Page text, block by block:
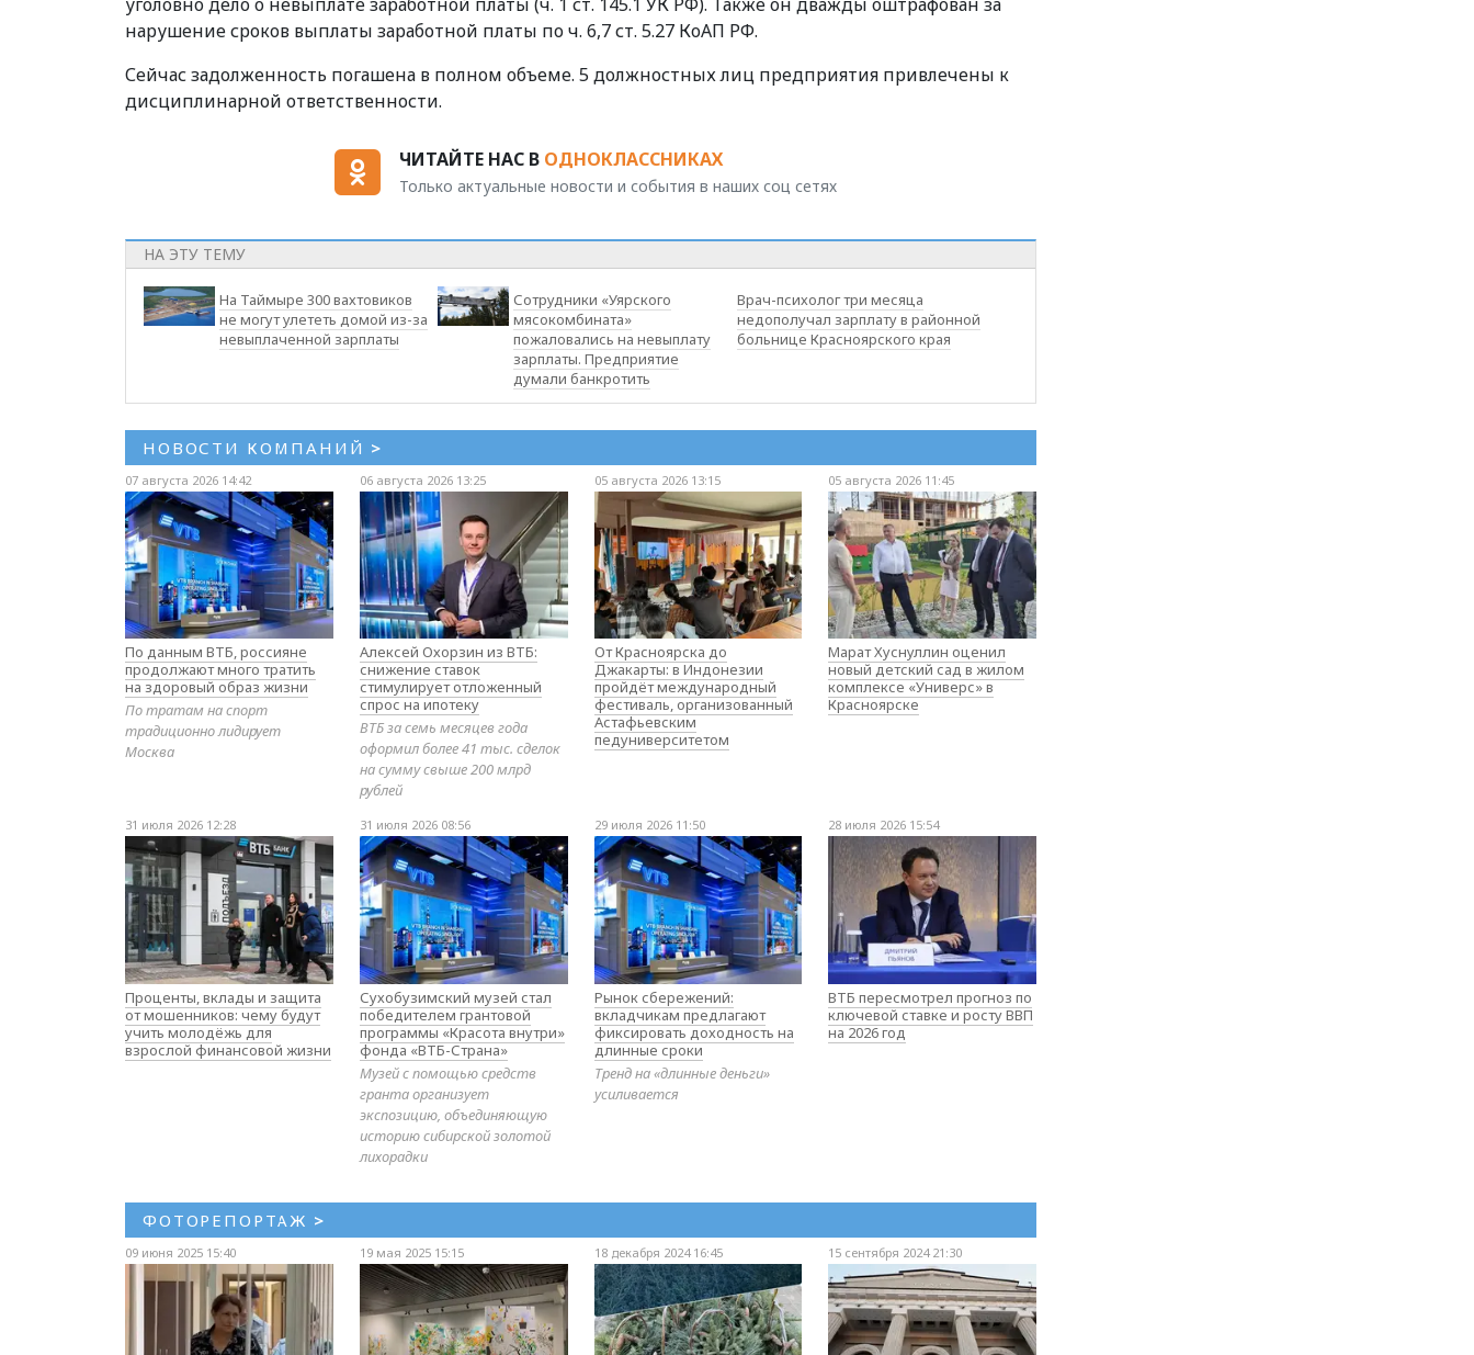
нарушение сроков выплаты заработной платы по ч. 6,7 ст. 5.27 КоАП РФ.
Сейчас задолженность погашена в полном объеме. 5 должностных лиц предприятия привлечены к
дисциплинарной ответственности.
ЧИТАЙТЕ НАС В ОДНОКЛАССНИКАХ
Только актуальные новости и события в наших соц сетях
НА ЭТУ ТЕМУ
На Таймыре 300 вахтовиков
не могут улететь домой из-за
невыплаченной зарплаты
Сотрудники «Уярского
мясокомбината»
пожаловались на невыплату
зарплаты. Предприятие
думали банкротить
Врач-психолог три месяца
недополучал зарплату в районной
больнице Красноярского края
НОВОСТИ КОМПАНИЙ >
07 августа 2026 14:42
По данным ВТБ, россияне
продолжают много тратить
на здоровый образ жизни
По тратам на спорт
традиционно лидирует
Москва
06 августа 2026 13:25
Алексей Охорзин из ВТБ:
снижение ставок
стимулирует отложенный
спрос на ипотеку
ВТБ за семь месяцев года
оформил более 41 тыс. сделок
на сумму свыше 200 млрд
рублей
05 августа 2026 13:15
От Красноярска до
Джакарты: в Индонезии
пройдёт международный
фестиваль, организованный
Астафьевским
педуниверситетом
05 августа 2026 11:45
Марат Хуснуллин оценил
новый детский сад в жилом
комплексе «Универс» в
Красноярске
31 июля 2026 12:28
Проценты, вклады и защита
от мошенников: чему будут
учить молодёжь для
взрослой финансовой жизни
31 июля 2026 08:56
Сухобузимский музей стал
победителем грантовой
программы «Красота внутри»
фонда «ВТБ-Страна»
Музей с помощью средств
гранта организует
экспозицию, объединяющую
историю сибирской золотой
лихорадки
29 июля 2026 11:50
Рынок сбережений:
вкладчикам предлагают
фиксировать доходность на
длинные сроки
Тренд на «длинные деньги»
усиливается
28 июля 2026 15:54
ВТБ пересмотрел прогноз по
ключевой ставке и росту ВВП
на 2026 год
ФОТОРЕПОРТАЖ >
09 июня 2025 15:40 19 мая 2025 15:15 18 декабря 2024 16:45 15 сентября 2024 21:30